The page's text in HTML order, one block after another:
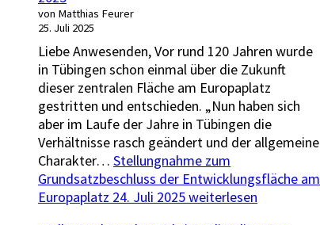
von Matthias Feurer
25. Juli 2025
Liebe Anwesenden, Vor rund 120 Jahren wurde
in Tübingen schon einmal über die Zukunft
dieser zentralen Fläche am Europaplatz
gestritten und entschieden. „Nun haben sich
aber im Laufe der Jahre in Tübingen die
Verhältnisse rasch geändert und der allgemeine
Charakter… Stellungnahme zum
Grundsatzbeschluss der Entwicklungsfläche am
Europaplatz 24. Juli 2025weiterlesen